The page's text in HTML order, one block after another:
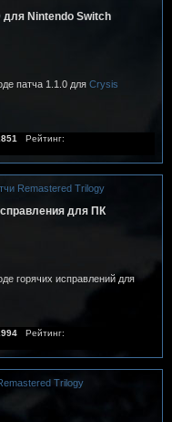
для Nintendo Switch
патча 1.1.0 для Crysis
Рейтинг:
Remastered Trilogy
для ПК
горячих исправлений для
Рейтинг:
Trilogy